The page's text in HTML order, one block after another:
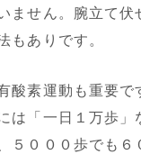
ません。腕立て
もありです。
素運動も重要で
は「一日１万歩
５０００歩でも６